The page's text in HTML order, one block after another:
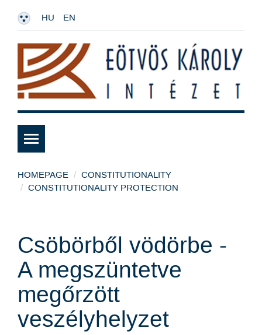
HU EN
HOMEPAGE
CONSTITUTIONALITY
CONSTITUTIONALITY PROTECTION
Csöbörből vödörbe -
A megszüntetve
megőrzött
veszélyhelyzet